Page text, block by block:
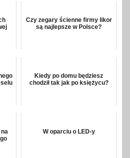
Czy zegary ścienne firmy likor
są najlepsze w Polsce?
Kiedy po domu będziesz
chodził tak jak po księżycu?
W oparciu o LED-y